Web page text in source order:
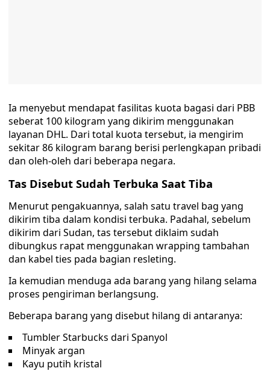
Ia menyebut mendapat fasilitas kuota bagasi dari PBB
seberat 100 kilogram yang dikirim menggunakan
layanan DHL. Dari total kuota tersebut, ia mengirim
sekitar 86 kilogram barang berisi perlengkapan pribadi
dan oleh-oleh dari beberapa negara.
Tas Disebut Sudah Terbuka Saat Tiba
Menurut pengakuannya, salah satu travel bag yang
dikirim tiba dalam kondisi terbuka. Padahal, sebelum
dikirim dari Sudan, tas tersebut diklaim sudah
dibungkus rapat menggunakan wrapping tambahan
dan kabel ties pada bagian resleting.
Ia kemudian menduga ada barang yang hilang selama
proses pengiriman berlangsung.
Beberapa barang yang disebut hilang di antaranya:
Tumbler Starbucks dari Spanyol
Minyak argan
Kayu putih kristal